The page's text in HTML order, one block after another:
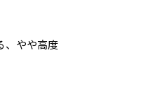
、やや高度